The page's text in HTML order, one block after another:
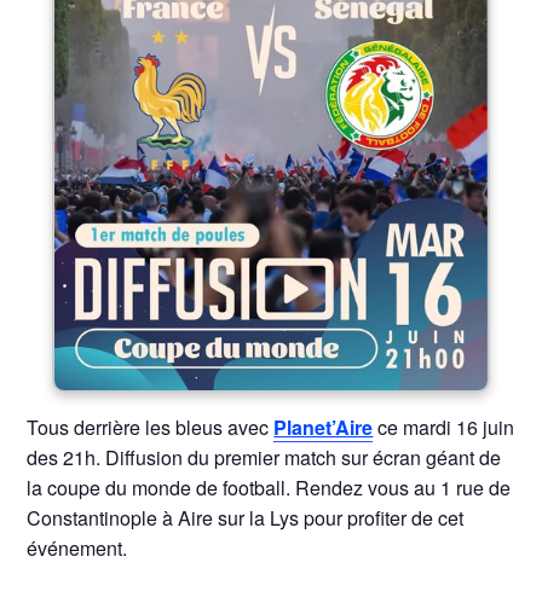
Tous derrière les bleus avec Planet’Airece mardi 16 juin
des 21h. Diffusion du premier match sur écran géant de
la coupe du monde de football. Rendez vous au 1 rue de
Constantinople à Aire sur la Lys pour profiter de cet
événement.